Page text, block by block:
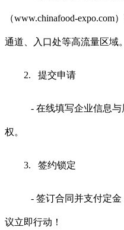
（www.chinafood-
通道、入口处等高流量区域
2. 提交申请
- 在线填写企业信息
权。
3. 签约锁定
- 签订合同并支付定金
议立即行动！